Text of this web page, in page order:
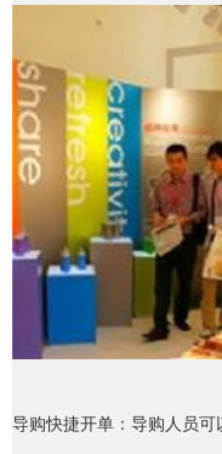
导购快捷开单：导购人员